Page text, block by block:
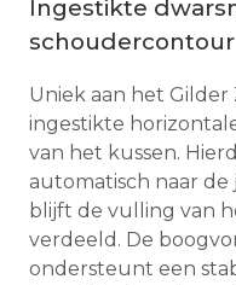
Ingestikte
schoudercontour
Uniek aan het Gilder
ingestikte
van het kussen.
automatisch naar de
blijft de vulling van
verdeeld. De
ondersteunt een